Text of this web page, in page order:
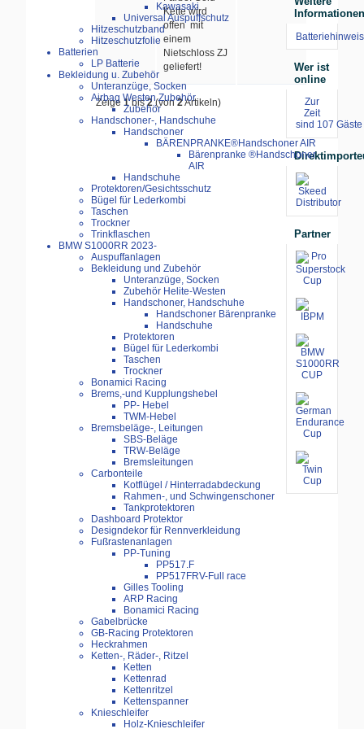
Kawasaki
Universal Auspuffschutz
Hitzeschutzband
Hitzeschutzfolie
Batterien
LP Batterie
Bekleidung u. Zubehör
Unteranzüge, Socken
Airbag Westen Zubehör
Zubehör
Handschoner-, Handschuhe
Handschoner
BÄRENPRANKE®Handschoner AIR
Bärenpranke ®Handschoner
AIR
Handschuhe
Protektoren/Gesichtsschutz
Bügel für Lederkombi
Taschen
Trockner
Trinkflaschen
BMW S1000RR 2023-
Auspuffanlagen
Bekleidung und Zubehör
Unteranzüge, Socken
Zubehör Helite-Westen
Handschoner, Handschuhe
Handschoner Bärenpranke
Handschuhe
Protektoren
Bügel für Lederkombi
Taschen
Trockner
Bonamici Racing
Brems,-und Kupplungshebel
PP- Hebel
TWM-Hebel
Bremsbeläge-, Leitungen
SBS-Beläge
TRW-Beläge
Bremsleitungen
Carbonteile
Kotflügel / Hinterradabdeckung
Rahmen-, und Schwingenschoner
Tankprotektoren
Dashboard Protektor
Designdekor für Rennverkleidung
Fußrastenanlagen
PP-Tuning
PP517.F
PP517FRV-Full race
Gilles Tooling
ARP Racing
Bonamici Racing
Gabelbrücke
GB-Racing Protektoren
Heckrahmen
Ketten-, Räder-, Ritzel
Ketten
Kettenrad
Kettenritzel
Kettenspanner
Knieschleifer
Holz-Knieschleifer
Kette wird
offen mit
einem
Nietschloss ZJ
geliefert!
Zeige 1bis2(von2Artikeln)
Batteriehinweis
Wer ist
online
Zur
Zeit
sind 107
Partner